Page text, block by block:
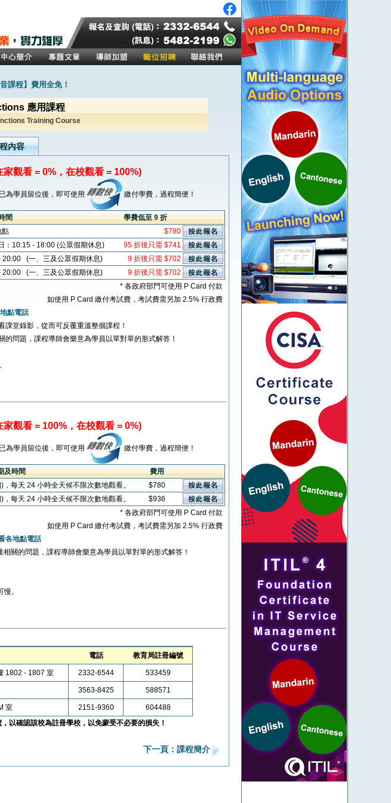
課程】費用全免！
應用課程
Training Course
內容
觀看 = 0%，在校觀看 = 100%)
為學員留位後，即可使用 繳付學費，過程簡便！
間
學費低至 9 折
點
$780
10:15 - 18:00 (公眾假期休息)
95 折後只需 $741
(一、三及公眾假期休息)
9 折後只需 $702
(一、三及公眾假期休息)
9 折後只需 $702
* 各政府部門可使用 P Card 付款
如使用 P Card 繳付考試費，考試費需另加 2.5% 行政費
點電話
堂錄影，從而可反覆重溫整個課程！
問題，課程導師會樂意為學員以單對單的形式解答！
觀看 = 100%，在校觀看 = 0%)
為學員留位後，即可使用 繳付學費，過程簡便！
及時間
費用
每天 24 小時全天候不限次數地觀看。
$780
每天 24 小時全天候不限次數地觀看。
$936
* 各政府部門可使用 P Card 付款
如使用 P Card 繳付考試費，考試費需另加 2.5% 行政費
各地點電話
關的問題，課程導師會樂意為學員以單對單的形式解答！
。
電話 教育局註冊編號
1802 - 1807 室 2332-6544 533459
3563-8425 588571
室 2151-9360
604488
以確認該校為註冊學校，以免蒙受不必要的損失！
下一頁：課程簡介